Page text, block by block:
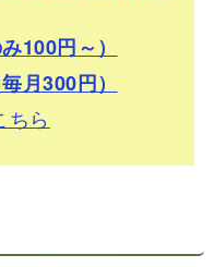
100円～）
月300円）
ちら